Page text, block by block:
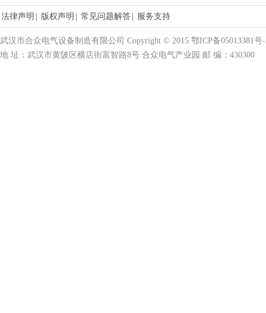
法律声明 版权声明 常见问题解答 服务支持
武汉市合众电气设备制造有限公司 Copyright © 2015 鄂ICP备05013381号
地 址：武汉市黄陂区横店街富智路8号 合众电气产业园 邮 编：430300